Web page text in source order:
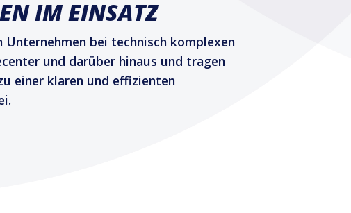
IM EINSATZ
bei technisch komplexen
und darüber hinaus und tragen
einer klaren und effizienten